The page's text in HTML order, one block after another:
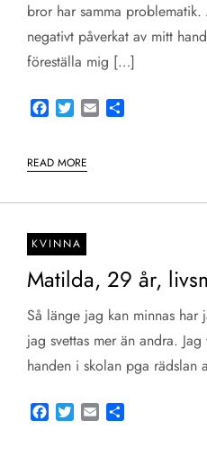
bror har samma
negativt påverkat av mitt
föreställa mig […]
Facebook
TwitterEmail
READ MORE
KVINNA
Matilda, 29 år,
Så länge jag kan minnas har
jag svettas mer än andra.
handen i skolan pga
Facebook
TwitterEmail